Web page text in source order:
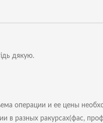
дякую.
операции и ее цены
в разных ракурсах(фас,